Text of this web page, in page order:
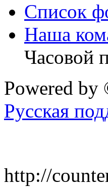
Список
Наша
Часовой
Powered by
Русская
http://